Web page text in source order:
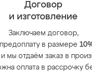
Договор
и изготовление
Заключаем договор,
в размере
и мы отдаём заказ в
оплата в рассрочку